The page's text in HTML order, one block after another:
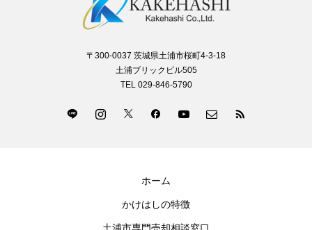
〒300-0037 茨城県土浦市桜町4-3-18
土浦ブリックビル505
TEL 029-846-5790
ホーム
かけはしの特徴
土浦市専門売却相談窓口